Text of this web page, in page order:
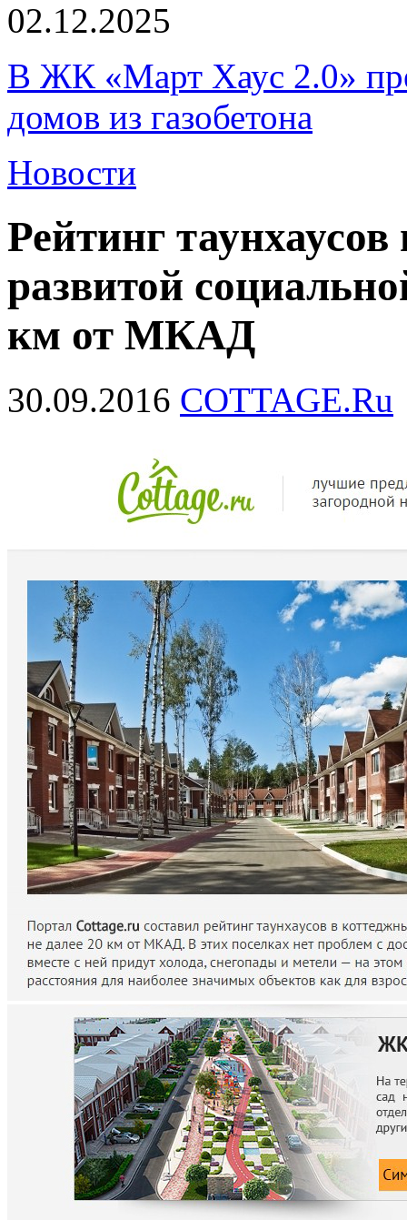
02.12.2025
В ЖК «Март Хаус 2.0»
домов из газобетона
Новости
Рейтинг таунхаусов
развитой
км от МКАД
30.09.2016 COTTAGE.Ru